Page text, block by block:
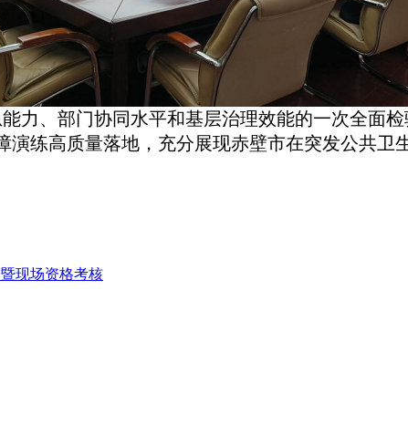
力、部门协同水平和基层治理效能的一次全面
练高质量落地，充分展现赤壁市在突发公共卫
现场资格考核